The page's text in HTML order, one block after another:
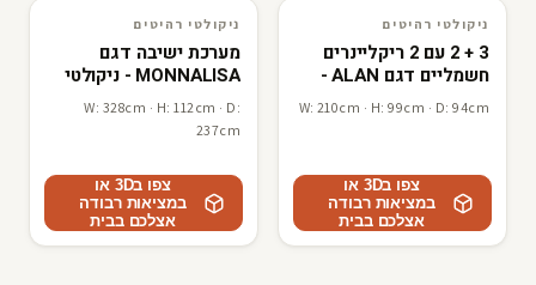
3D · AR
ניקולטי רהיטים
ניקולטי רהיטים
3 + 2 עם 2 ריקליינרים
חשמליים דגם ALAN -
ניקולטי
W: 210cm · H: 99cm · D: 94cm
צפו ב3D או
במציאות רבודה
אצלכם בבית
3D · AR
ניקולטי רהיטים
ניקולטי רהיטים
מערכת ישיבה דגם
MONNALISA - ניקולטי
W: 328cm · H: 112cm · D:
237cm
צפו ב3D או
במציאות רבודה
אצלכם בבית